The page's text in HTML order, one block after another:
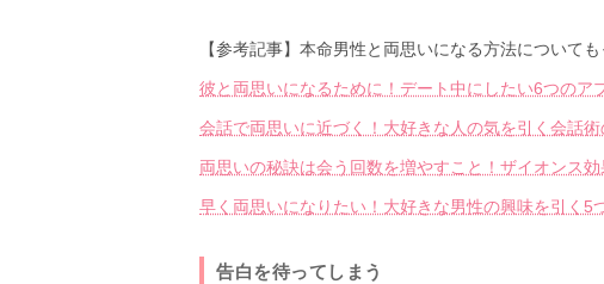
【参考記事】本命男性と両思いになる方法について
彼と両思いになるために！デート中にしたい6つのア
会話で両思いに近づく！大好きな人の気を引く会話術
両思いの秘訣は会う回数を増やすこと！ザイオンス
早く両思いになりたい！大好きな男性の興味を引く5
告白を待ってしまう